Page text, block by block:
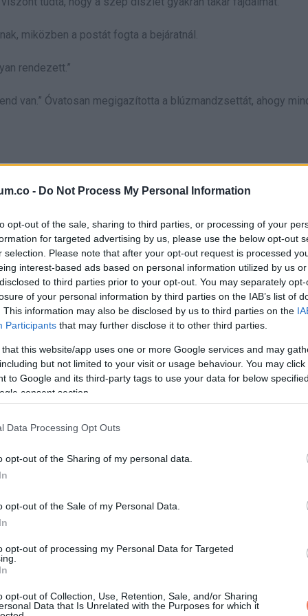
- Do Not Process My Personal Information
opt-out of the sale, sharing to third parties, or processing of your
for targeted advertising by us, please use the below opt-out
selection. Please note that after your opt-out request is processed
interest-based ads based on personal information utilized by us
to third parties prior to your opt-out. You may separately
of your personal information by third parties on the IAB’s list of
This information may also be disclosed by us to third parties on the
Participants that may further disclose it to other third parties.
that this website/app uses one or more Google services and may
but not limited to your visit or usage behaviour. You may
to Google and its third-party tags to use your data for below
consent section.
Data Processing Opt Outs
opt-out of the Sharing of my personal data.
opt-out of the Sale of my Personal Data.
opt-out of processing my Personal Data for Targeted
opt-out of Collection, Use, Retention, Sale, and/or Sharing
Data that Is Unrelated with the Purposes for which it
miközben a postát fogta a bejáratnál.
rendezett.”
van.” Óvatosan megigazította a blúzmandzsettát, ahogy
megnyerő, mindig jelentkezett önkéntesnek.
hosszú ujjait, vagy hogy ritkán nézett valakinek a
előszobába.
ült. Apja szőke haját örökölte, kitűnő tanuló volt, kedves és
A felcsúszott ujj alatt apró foltok látszottak. Emily erőltetett
után a szobájába zárkózott. Emily azzal nyugtatta magát,
a házon.